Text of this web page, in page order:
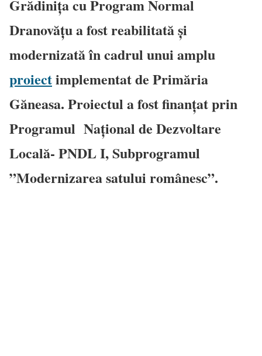
Grădinița cu Program Normal
Dranovățu a fost reabilitată și
modernizată în cadrul unui amplu
proiectimplementat de Primăria
Găneasa. Proiectul a fost finanțat prin
Programul Național de Dezvoltare
Locală- PNDL I, Subprogramul
”Modernizarea satului românesc”.